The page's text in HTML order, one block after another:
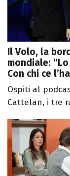
Il Volo, la
mondiale:
Con chi ce
Ospiti al
Cattelan, i tre